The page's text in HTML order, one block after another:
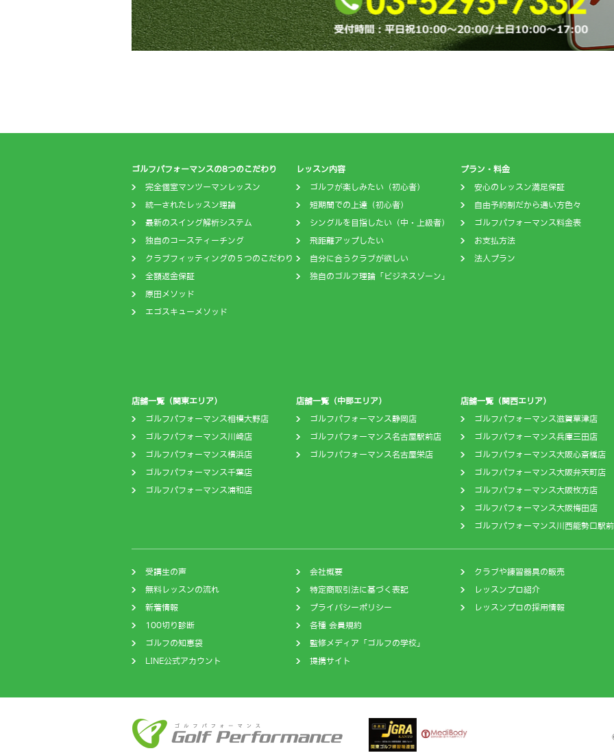
ゴルフパフォーマンスの8つのこだわり
完全個室マンツーマンレッスン
統一されたレッスン理論
最新のスイング解析システム
独自のコースティーチング
クラブフィッティングの５つのこだわり
全額返金保証
原田メソッド
エゴスキューメソッド
レッスン内容
ゴルフが楽しみたい（初心者）
短期間での上達（初心者）
シングルを目指したい（中・上級者）
飛距離アップしたい
自分に合うクラブが欲しい
独自のゴルフ理論「ビジネスゾーン」
プラン・料金
安心のレッスン満足保証
自由予約制だから通い方色々
ゴルフパフォーマンス料金表
お支払方法
法人プラン
店舗一覧（関東エリア）
ゴルフパフォーマンス相模大野店
ゴルフパフォーマンス川崎店
ゴルフパフォーマンス横浜店
ゴルフパフォーマンス千葉店
ゴルフパフォーマンス浦和店
店舗一覧（中部エリア）
ゴルフパフォーマンス静岡店
ゴルフパフォーマンス名古屋駅前店
ゴルフパフォーマンス名古屋栄店
店舗一覧（関西エリア）
ゴルフパフォーマンス滋賀草津店
ゴルフパフォーマンス兵庫三田店
ゴルフパフォーマンス大阪心斎橋店
ゴルフパフォーマンス大阪弁天町店
ゴルフパフォーマンス大阪枚方店
ゴルフパフォーマンス大阪梅田店
ゴルフパフォーマンス川西能勢口駅
受講生の声
無料レッスンの流れ
新着情報
100切り診断
ゴルフの知恵袋
LINE公式アカウント
会社概要
特定商取引法に基づく表記
プライバシーポリシー
各種 会員規約
監修メディア「ゴルフの学校」
提携サイト
クラブや練習器具の販売
レッスンプロ紹介
レッスンプロの採用情報